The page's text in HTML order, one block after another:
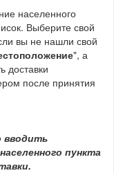
населенного
Выберите свой
вы не нашли свой
", а
доставки
после принятия
вводить
пункта